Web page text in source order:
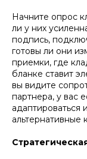
Начните опрос
ли у них
подпись,
готовы ли они
приемки, где
бланке ставит
вы видите
партнера, у вас
адаптироваться
альтернативные